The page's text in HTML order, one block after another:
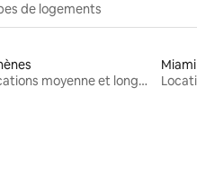
de logements
Locations moyenne et longue durée
Miami